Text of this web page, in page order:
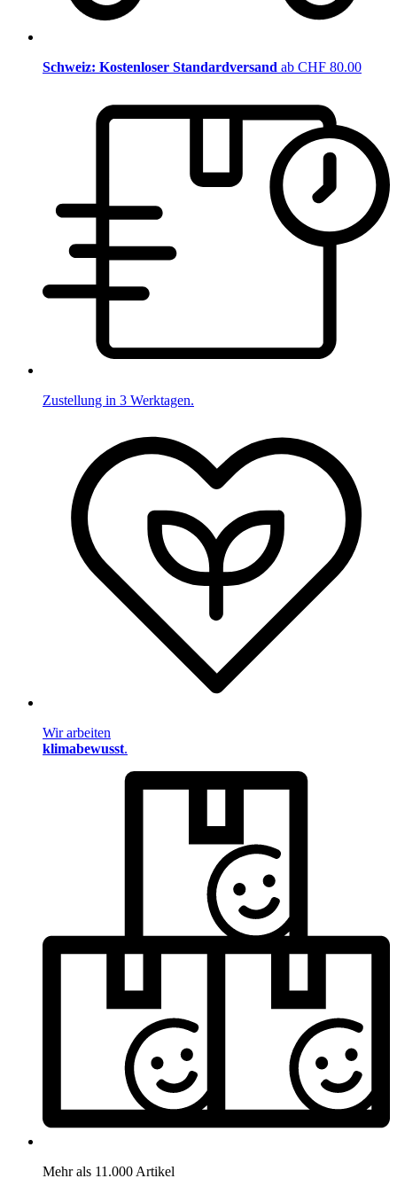
Schweiz: Kostenloser Standardversand ab CHF 80.00
Zustellung in 3 Werktagen.
Wir arbeiten
klimabewusst.
Mehr als 11.000 Artikel